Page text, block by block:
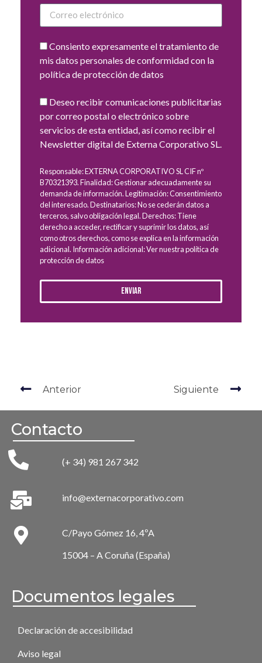
Consiento expresamente el tratamiento de
mis datos personales de conformidad con la
política de protección de datos
Deseo recibir comunicaciones publicitarias
por correo postal o electrónico sobre
servicios de esta entidad, así como recibir el
Newsletter digital de Externa Corporativo SL.
Responsable: EXTERNA CORPORATIVO SL CIF nº
B70321393. Finalidad: Gestionar adecuadamente su
demanda de información. Legitimación: Consentimiento
del interesado. Destinatarios: No se cederán datos a
terceros, salvo obligación legal. Derechos: Tiene
derecho a acceder, rectificar y suprimir los datos, así
como otros derechos, como se explica en la información
adicional. Información adicional: Ver nuestra política de
protección de datos
Enviar
Anterior Siguiente
Contacto
(+ 34) 981 267 342
info@externacorporativo.com
C/Payo Gómez 16, 4ºA
15004 – A Coruña (España)
Documentos legales
Declaración de accesibilidad
Aviso legal